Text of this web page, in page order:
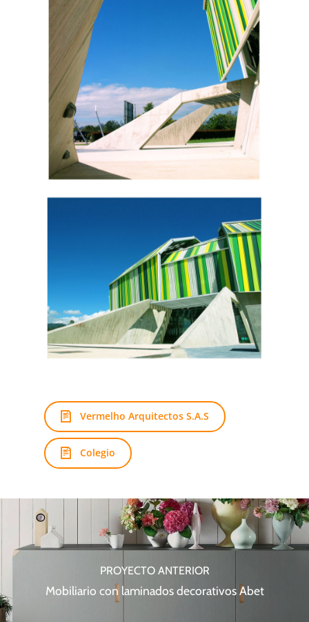
Vermelho Arquitectos S.A.S
Colegio
PROYECTO ANTERIOR
Mobiliario con laminados decorativos Abet